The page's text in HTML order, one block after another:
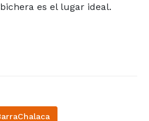
es el lugar ideal.